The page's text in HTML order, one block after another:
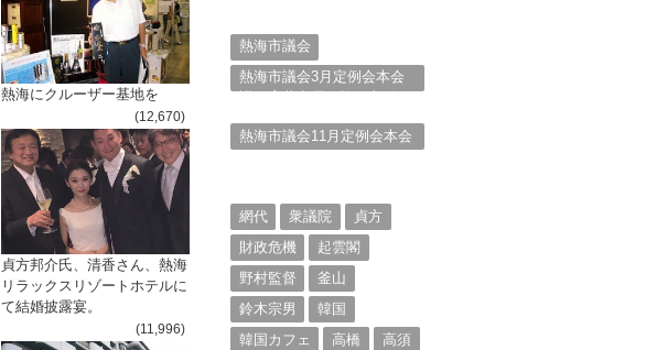
熱海にクルーザー基地を
(12,670)
貞方邦介氏、清香さん、熱海
リラックスリゾートホテルに
て結婚披露宴。
(11,996)
熱海市議会
熱海市議会3月定例会本会
熱海市議会11月定例会本会
網代
衆議院
貞方
財政危機
起雲閣
野村監督
釜山
鈴木宗男
韓国
韓国カフェ
高橋 高須